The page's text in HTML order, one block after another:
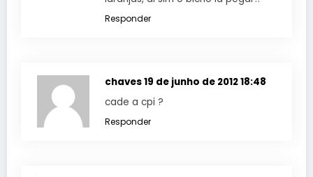
Responder
chaves19 de junho de 2012 18:48
cade a cpi ?
Responder